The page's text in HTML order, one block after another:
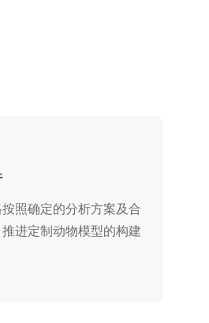
按照确定的分析方案及合
推进定制动物模型的构建